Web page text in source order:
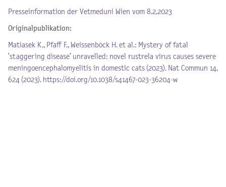
Presseinformation der Vetmeduni Wien vom 8.2.2023
Originalpublikation:
Matiasek K., Pfaff F., Weissenböck H. et al.: Mystery of fatal
‘staggering disease’ unravelled: novel rustrela virus causes severe
meningoencephalomyelitis in domestic cats (2023). Nat Commun 14,
624 (2023). https://doi.org/10.1038/s41467-023-36204-w